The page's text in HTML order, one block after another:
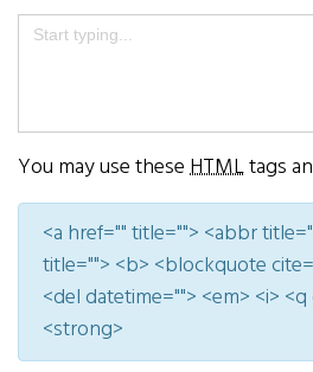
You may use theseHTMLtags
<a href="" title=""> <abbr
title=""> <b> <blockquote
<del datetime=""> <em> <i>
<strong>